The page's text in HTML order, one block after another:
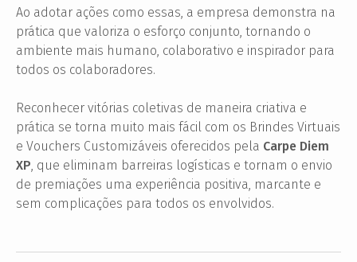
Ao adotar ações como essas, a empresa demonstra na
prática que valoriza o esforço conjunto, tornando o
ambiente mais humano, colaborativo e inspirador para
todos os colaboradores.
Reconhecer vitórias coletivas de maneira criativa e
prática se torna muito mais fácil com os Brindes Virtuais
e Vouchers Customizáveis oferecidos pela Carpe Diem
XP, que eliminam barreiras logísticas e tornam o envio
de premiações uma experiência positiva, marcante e
sem complicações para todos os envolvidos.